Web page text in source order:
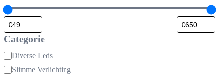
Categorie
Categorie
Diverse Leds
Slimme Verlichting